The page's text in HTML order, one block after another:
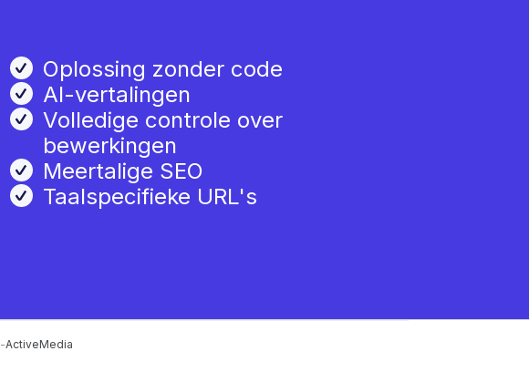
Oplossing zonder code
AI-vertalingen
Volledige controle over
bewerkingen
Meertalige SEO
Taalspecifieke URL's
-ActiveMedia